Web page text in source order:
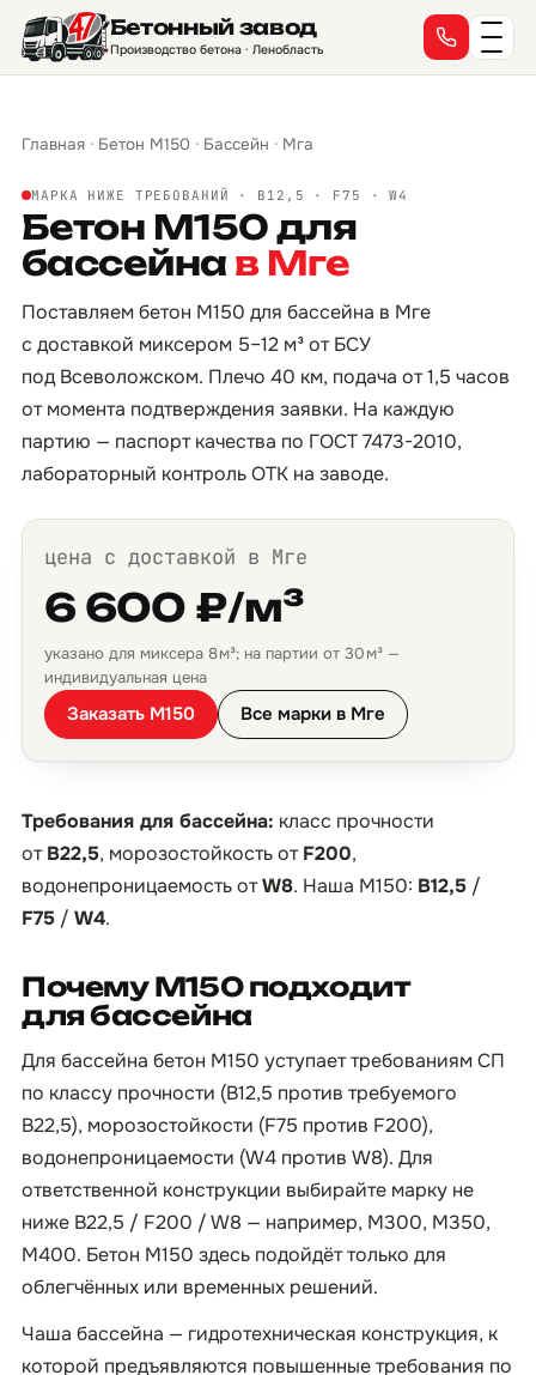
Бетонный завод
Производство бетона · Ленобласть
Главная · Бетон М150 · Бассейн · Мга
МАРКА НИЖЕ ТРЕБОВАНИЙ · B12,5 · F75 · W4
Бетон М150 для
бассейна в Мге
Поставляем бетон М150 для бассейна в Мге
с доставкой миксером 5–12 м³ от БСУ
под Всеволожском. Плечо 40 км, подача от 1,5 часов
от момента подтверждения заявки. На каждую
партию — паспорт качества по ГОСТ 7473-2010,
лабораторный контроль ОТК на заводе.
цена с доставкой в Мге
6 600 ₽/м³
указано для миксера 8 м³; на партии от 30 м³ —
индивидуальная цена
Заказать М150 Все марки в Мге
Требования для бассейна: класс прочности
отB22,5, морозостойкость отF200,
водонепроницаемость отW8. Наша М150: B12,5 /
F75 / W4.
Почему М150 подходит
для бассейна
Для бассейна бетон М150 уступает требованиям СП
по классу прочности (B12,5 против требуемого
B22,5), морозостойкости (F75 против F200),
водонепроницаемости (W4 против W8). Для
ответственной конструкции выбирайте марку не
ниже B22,5 / F200 / W8 — например, М300, М350,
М400. Бетон М150 здесь подойдёт только для
облегчённых или временных решений.
Чаша бассейна — гидротехническая конструкция, к
которой предъявляются повышенные требования по